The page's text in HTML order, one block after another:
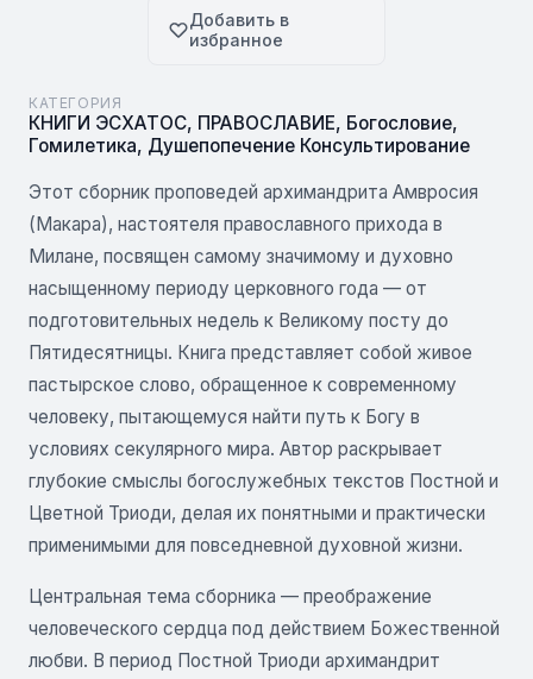
Добавить в
избранное
КАТЕГОРИЯ
КНИГИ ЭСХАТОС, ПРАВОСЛАВИЕ, Богословие,
Гомилетика, Душепопечение Консультирование
Этот сборник проповедей архимандрита Амвросия
(Макара), настоятеля православного прихода в
Милане, посвящен самому значимому и духовно
насыщенному периоду церковного года — от
подготовительных недель к Великому посту до
Пятидесятницы. Книга представляет собой живое
пастырское слово, обращенное к современному
человеку, пытающемуся найти путь к Богу в
условиях секулярного мира. Автор раскрывает
глубокие смыслы богослужебных текстов Постной и
Цветной Триоди, делая их понятными и практически
применимыми для повседневной духовной жизни.
Центральная тема сборника — преображение
человеческого сердца под действием Божественной
любви. В период Постной Триоди архимандрит